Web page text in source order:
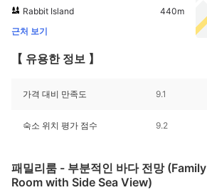
Rabbit Island
440m
근처 보기
【 유용한 정보 】
가격 대비 만족도 9.1
숙소 위치 평가 점수 9.2
패밀리룸 - 부분적인 바다 전망 (Family
Room with Side Sea View)